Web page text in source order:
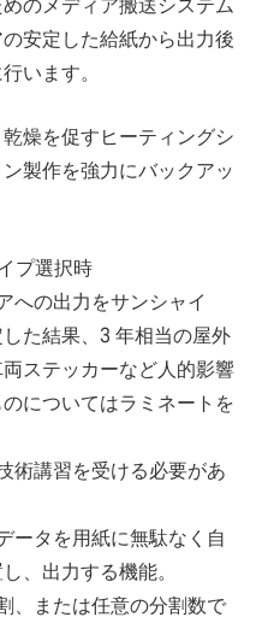
のメディア搬送システム
安定した給紙から出力後
います。
燥を促すヒーティングシ
製作を強力にバックアッ
プ選択時
への出力をサンシャイ
た結果、3 年相当の屋外
ステッカーなど人的影響
についてはラミネートを
術講習を受ける必要があ
ータを用紙に無駄なく自
、出力する機能。
、または任意の分割数で